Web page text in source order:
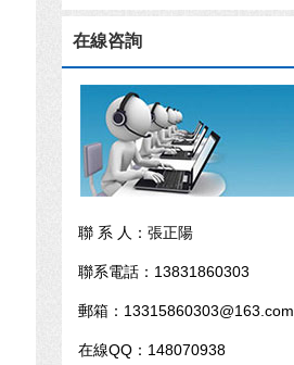
在線咨詢
聯 系 人：張正陽
聯系電話：13831860303
郵箱：13315860303@163.com
在線QQ：148070938